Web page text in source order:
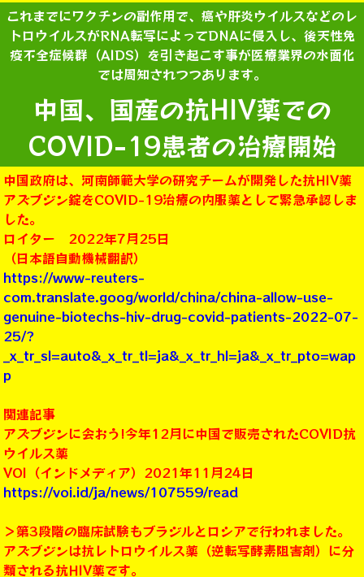
これまでにワクチンの副作用で、癌や肝炎ウイルスなどのレ
トロウイルスがRNA転写によってDNAに侵入し、後天性免
疫不全症候群（AIDS）を引き起こす事が医療業界の水面化
では周知されつつあります。
中国、国産の抗HIV薬での
COVID-19患者の治療開始
中国政府は、河南師範大学の研究チームが開発した抗HIV薬
アズブジン錠をCOVID-19治療の内服薬として緊急承認しま
した。
ロイター 2022年7月25日
（日本語自動機械翻訳）
https://www-reuters-
com.translate.goog/world/china/china-allow-use-
genuine-biotechs-hiv-drug-covid-patients-2022-07-
25/?
_x_tr_sl=auto&_x_tr_tl=ja&_x_tr_hl=ja&_x_tr_pto=wap
p
関連記事
アズブジンに会おう!今年12月に中国で販売されたCOVID抗
ウイルス薬
VOI（インドメディア）2021年11月24日
https://voi.id/ja/news/107559/read
＞第3段階の臨床試験もブラジルとロシアで行われました。
アズブジンは抗レトロウイルス薬（逆転写酵素阻害剤）に分
類される抗HIV薬です。